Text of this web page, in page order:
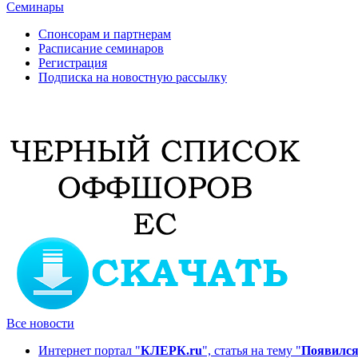
Семинары
Спонсорам и партнерам
Расписание семинаров
Регистрация
Подписка на новостную рассылку
Все новости
Интернет портал "КЛЕРК.ru", статья на тему "